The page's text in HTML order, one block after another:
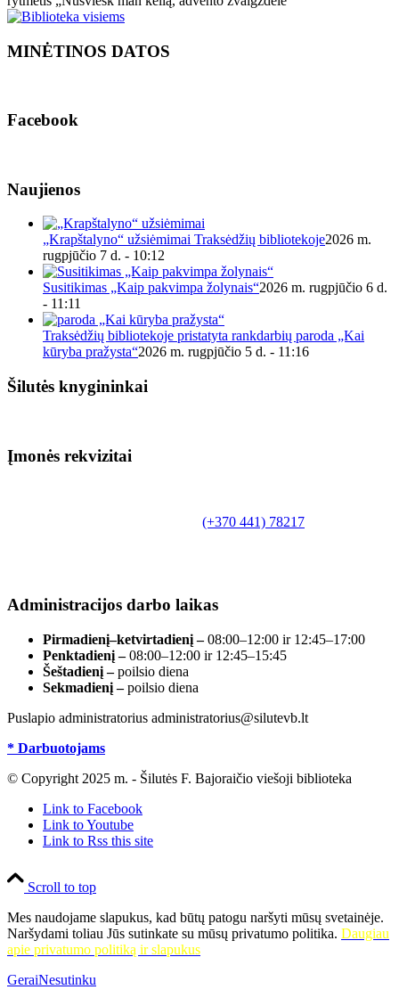
MINĖTINOS DATOS
Facebook
Naujienos
„Krapštalyno“ užsiėmimai Traksėdžių bibliotekoje2026 m.
rugpjūčio 7 d. - 10:12
Susitikimas „Kaip pakvimpa žolynais“2026 m. rugpjūčio 6 d.
- 11:11
Traksėdžių bibliotekoje pristatyta rankdarbių paroda „Kai
kūryba pražysta“2026 m. rugpjūčio 5 d. - 11:16
Šilutės knygininkai
Įmonės rekvizitai
(+370 441) 78217
Administracijos darbo laikas
Pirmadienį–ketvirtadienį –08:00–12:00 ir 12:45–17:00
Penktadienį –08:00–12:00 ir 12:45–15:45
Šeštadienį –poilsio diena
Sekmadienį –poilsio diena
Puslapio administratorius administratorius@silutevb.lt
* Darbuotojams
© Copyright 2025 m. - Šilutės F. Bajoraičio viešoji biblioteka
Link to Facebook
Link to Youtube
Link to Rss this site
Scroll to top
Mes naudojame slapukus, kad būtų patogu naršyti mūsų svetainėje.
Naršydami toliau Jūs sutinkate su mūsų privatumo politika. Daugiau
apie privatumo politiką ir slapukus
GeraiNesutinku